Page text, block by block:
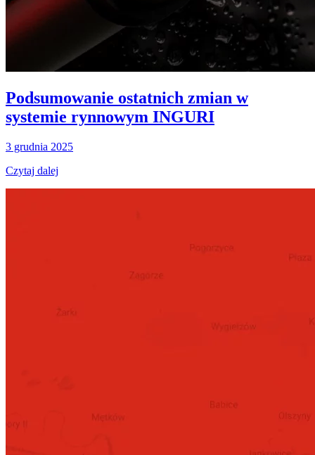
Podsumowanie ostatnich zmian w
systemie rynnowym INGURI
3 grudnia 2025
Czytaj dalej